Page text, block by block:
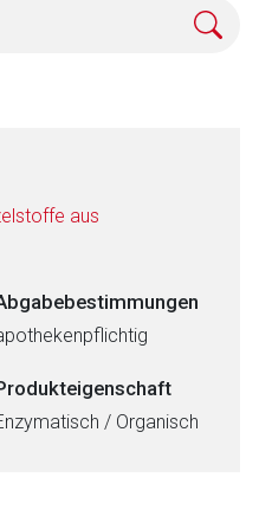
aus
/ Organisch